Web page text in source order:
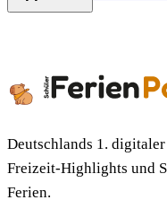
Deutschlands 1.
Freizeit-Highlights und
Ferien.